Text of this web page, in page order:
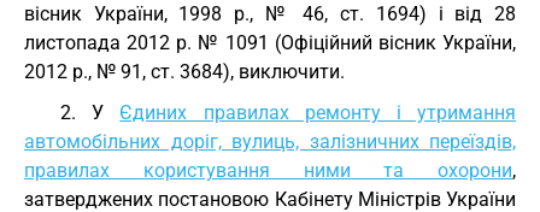
вісник України, 1998 р., № 46, ст. 1694) і від 28
листопада 2012 р. № 1091 (Офіційний вісник України,
2012 р., № 91, ст. 3684), виключити.
2. У Єдиних правилах ремонту і утримання
автомобільних доріг, вулиць, залізничних переїздів,
правилах користування ними та охорони,
затверджених постановою Кабінету Міністрів України